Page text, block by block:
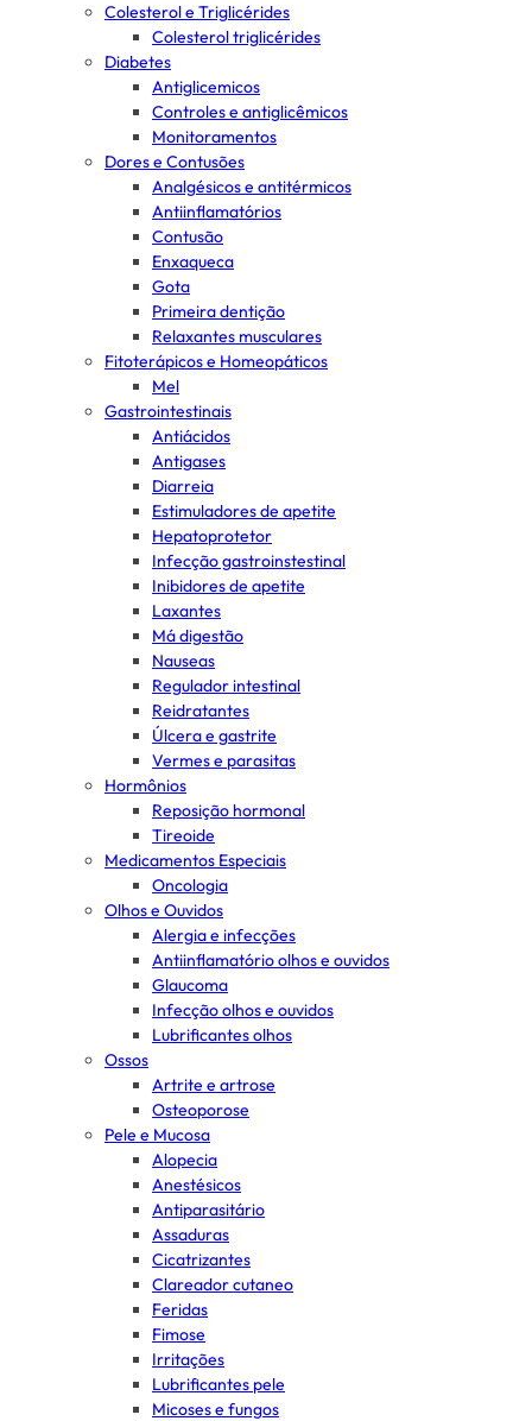
Colesterol e Triglicérides
Colesterol triglicérides
Diabetes
Antiglicemicos
Controles e antiglicêmicos
Monitoramentos
Dores e Contusões
Analgésicos e antitérmicos
Antiinflamatórios
Contusão
Enxaqueca
Gota
Primeira dentição
Relaxantes musculares
Fitoterápicos e Homeopáticos
Mel
Gastrointestinais
Antiácidos
Antigases
Diarreia
Estimuladores de apetite
Hepatoprotetor
Infecção gastroinstestinal
Inibidores de apetite
Laxantes
Má digestão
Nauseas
Regulador intestinal
Reidratantes
Úlcera e gastrite
Vermes e parasitas
Hormônios
Reposição hormonal
Tireoide
Medicamentos Especiais
Oncologia
Olhos e Ouvidos
Alergia e infecções
Antiinflamatório olhos e ouvidos
Glaucoma
Infecção olhos e ouvidos
Lubrificantes olhos
Ossos
Artrite e artrose
Osteoporose
Pele e Mucosa
Alopecia
Anestésicos
Antiparasitário
Assaduras
Cicatrizantes
Clareador cutaneo
Feridas
Fimose
Irritações
Lubrificantes pele
Micoses e fungos